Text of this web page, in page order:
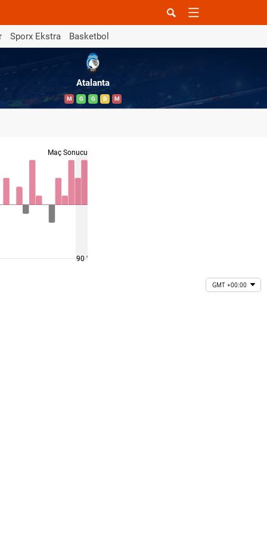
Sporx Ekstra Basketbol
Atalanta
M G G B M
Maç Sonucu
90 '
GMT +00:00